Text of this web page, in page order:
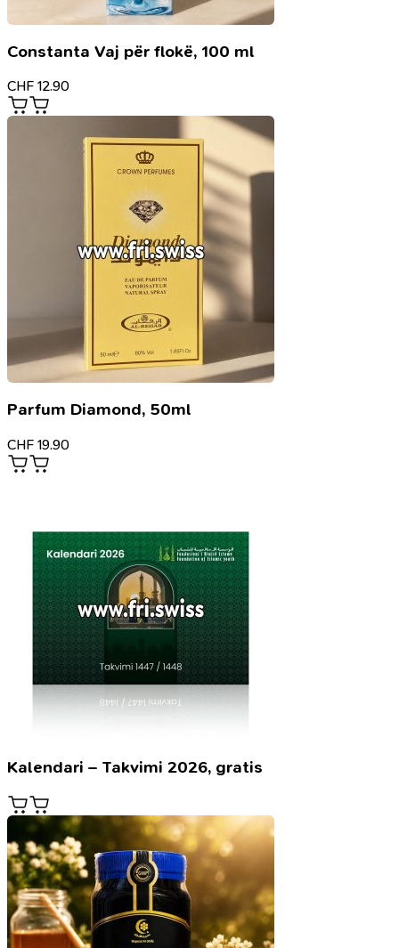
Constanta Vaj për flokë, 100 ml
CHF 12.90
Parfum Diamond, 50ml
CHF 19.90
Kalendari – Takvimi 2026, gratis